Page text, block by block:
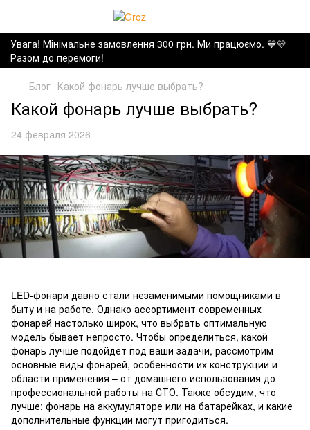
Увага! Мінімальне замовлення 300 грн. Ми працюємо. ​💙💛
Разом до перемоги!
Блог Какой фонарь лучше выбрать?
Какой фонарь лучше выбрать?
24 февраля 2026
LED-фонари давно стали незаменимыми помощниками в
быту и на работе. Однако ассортимент современных
фонарей настолько широк, что выбрать оптимальную
модель бывает непросто. Чтобы определиться, какой
фонарь лучше подойдет под ваши задачи, рассмотрим
основные виды фонарей, особенности их конструкции и
области применения – от домашнего использования до
профессиональной работы на СТО. Также обсудим, что
лучше: фонарь на аккумуляторе или на батарейках, и какие
дополнительные функции могут пригодиться.